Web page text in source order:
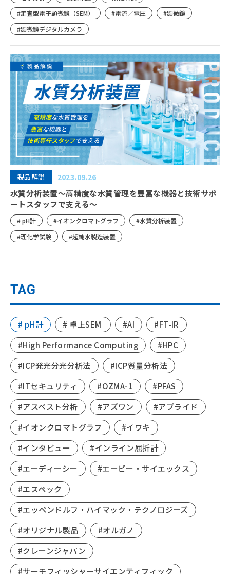
#走査型電子顕微鏡（SEM）
#電流／電圧
#顕微鏡
#顕微鏡デジタルカメラ
製品解説 2023.09.26
水質分析装置〜高精度な水質管理を豊富な機器と技術サポ
ートスタッフで支える〜
# pH計 #イオンクロマトグラフ
#水質分析装置
#理化学試験
#超純水製造装置
TAG
# pH計 # 卓上SEM #AI
#FT-IR
#High Performance Computing
#HPC
#ICP発光分光分析法
#ICP質量分析法
#ITセキュリティ
#OZMA-1
#PFAS
#アスベスト分析
#アズワン
#アプライド
#イオンクロマトグラフ
#イワキ
#インタビュー
#インライン屈折計
#エーディーシー
#エービー・サイエックス
#エスペック
#エッペンドルフ・ハイマック・テクノロジーズ
#オリジナル製品
#オルガノ
#クレーンジャパン
#サーモフィッシャーサイエンティフィック